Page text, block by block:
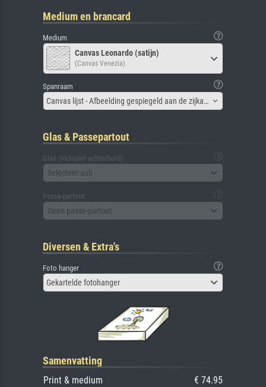
Medium en brancard
Medium
Canvas Leonardo (satijn)
(Canvas Venezia)
Spanraam
Canvas lijst - Afbeelding gespiegeld aan de zijkant
Glas & Passepartout
Glas (inclusief achterbord)
Selecteer aub
Passe-partout
Geen passe-partout
Diversen & Extra's
Foto hanger
Gekartelde fotohanger
Samenvatting
Print & medium
€ 74.95